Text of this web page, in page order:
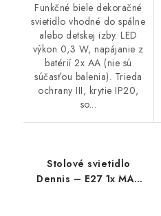
Funkčné biele dekoračné
svietidlo vhodné do spálne
alebo detskej izby. LED
výkon 0,3 W, napájanie z
batérií 2x AA (nie sú
súčasťou balenia). Trieda
ochrany III, krytie IP20,
so...
Stolové svietidlo
Dennis – E27 1x MAX